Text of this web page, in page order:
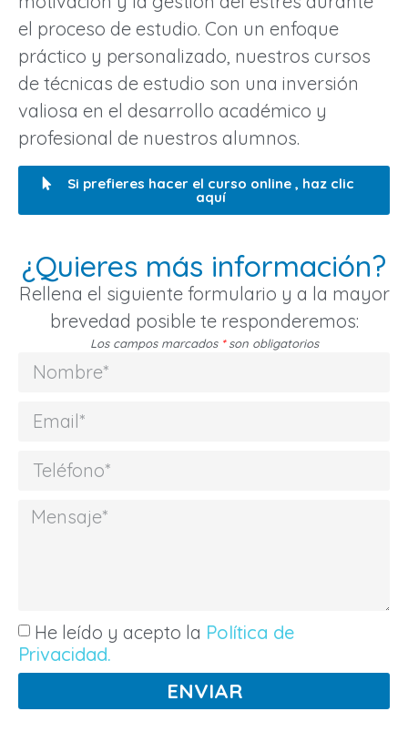
el proceso de estudio. Con un enfoque
práctico y personalizado, nuestros cursos
de técnicas de estudio son una inversión
valiosa en el desarrollo académico y
profesional de nuestros alumnos.
Si prefieres hacer el curso online , haz clic
aquí
¿Quieres más información?
Rellena el siguiente formulario y a la mayor
brevedad posible te responderemos:
Los campos marcados *son obligatorios
He leído y acepto la Política de
Privacidad.
ENVIAR